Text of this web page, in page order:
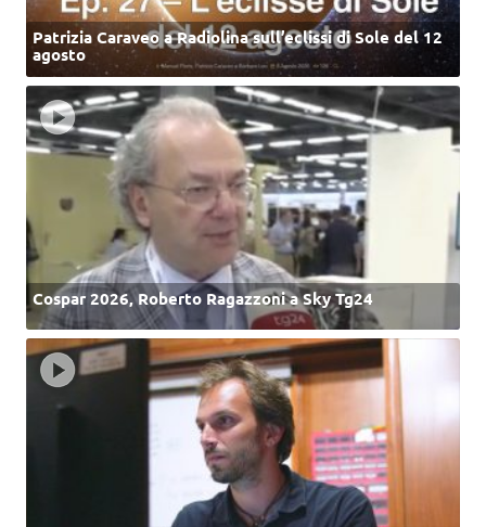
Patrizia Caraveo a Radiolina sull’eclissi di Sole del 12
agosto
Cospar 2026, Roberto Ragazzoni a Sky Tg24